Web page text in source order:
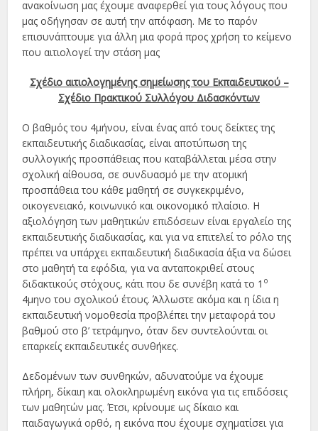
ανακοίνωση μας έχουμε αναφερθεί για τους λόγους που
μας οδήγησαν σε αυτή την απόφαση. Με το παρόν
επισυνάπτουμε για άλλη μια φορά προς χρήση το κείμενο
που αιτιολογεί την στάση μας
Σχέδιο αιτιολογημένης σημείωσης του Εκπαιδευτικού –
Σχέδιο Πρακτικού Συλλόγου Διδασκόντων
Ο βαθμός του 4μήνου, είναι ένας από τους δείκτες της
εκπαιδευτικής διαδικασίας, είναι αποτύπωση της
συλλογικής προσπάθειας που καταβάλλεται μέσα στην
σχολική αίθουσα, σε συνδυασμό με την ατομική
προσπάθεια του κάθε μαθητή σε συγκεκριμένο,
οικογενειακό, κοινωνικό και οικονομικό πλαίσιο. Η
αξιολόγηση των μαθητικών επιδόσεων είναι εργαλείο της
εκπαιδευτικής διαδικασίας, και για να επιτελεί το ρόλο της
πρέπει να υπάρχει εκπαιδευτική διαδικασία άξια να δώσει
στο μαθητή τα εφόδια, για να ανταποκριθεί στους
διδακτικούς στόχους, κάτι που δε συνέβη κατά το 1 ο
4μηνο του σχολικού έτους. Άλλωστε ακόμα και η ίδια η
εκπαιδευτική νομοθεσία προβλέπει την μεταφορά του
βαθμού στο β’ τετράμηνο, όταν δεν συντελούνται οι
επαρκείς εκπαιδευτικές συνθήκες.
Δεδομένων των συνθηκών, αδυνατούμε να έχουμε
πλήρη, δίκαιη και ολοκληρωμένη εικόνα για τις επιδόσεις
των μαθητών μας. Έτσι, κρίνουμε ως δίκαιο και
παιδαγωγικά ορθό, η εικόνα που έχουμε σχηματίσει για